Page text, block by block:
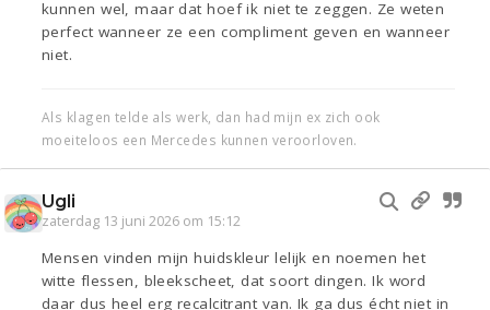
kunnen wel, maar dat hoef ik niet te zeggen. Ze weten
perfect wanneer ze een compliment geven en wanneer
niet.
Als klagen telde als werk, dan had mijn ex zich ook
moeiteloos een Mercedes kunnen veroorloven.
Ugli
zaterdag 13 juni 2026 om 15:12
Mensen vinden mijn huidskleur lelijk en noemen het
witte flessen, bleekscheet, dat soort dingen. Ik word
daar dus heel erg recalcitrant van. Ik ga dus écht niet in